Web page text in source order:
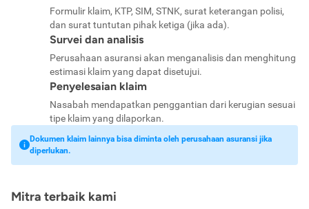
Formulir klaim, KTP, SIM, STNK, surat keterangan polisi,
dan surat tuntutan pihak ketiga (jika ada).
Survei dan analisis
Perusahaan asuransi akan menganalisis dan menghitung
estimasi klaim yang dapat disetujui.
Penyelesaian klaim
Nasabah mendapatkan penggantian dari kerugian sesuai
tipe klaim yang dilaporkan.
Dokumen klaim lainnya bisa diminta oleh perusahaan asuransi jika
diperlukan.
Mitra terbaik kami